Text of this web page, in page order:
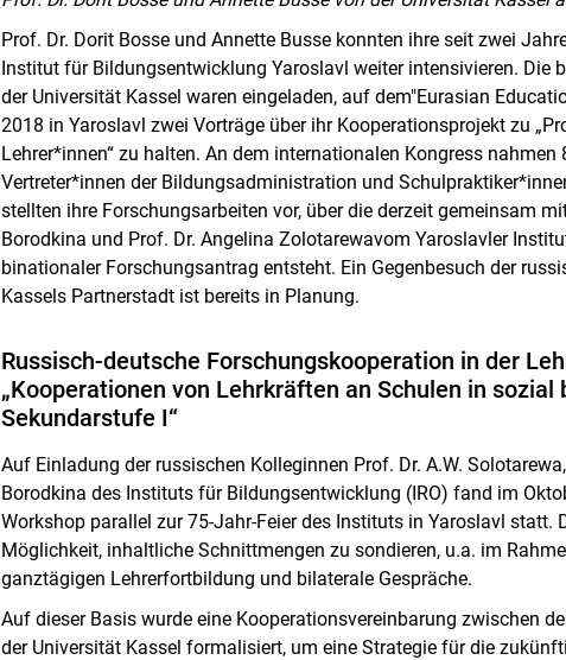
Prof. Dr. Dorit Bosse und Annette Busse konnten ihre seit zwei
Institut für Bildungsentwicklung Yaroslavl weiter intensivieren. Die
der Universität Kassel waren eingeladen, auf dem"Eurasian
2018 in Yaroslavl zwei Vorträge über ihr Kooperationsprojekt zu
Lehrer*innen“ zu halten. An dem internationalen Kongress
Vertreter*innen der Bildungsadministration und
stellten ihre Forschungsarbeiten vor, über die derzeit gemeinsam
Borodkina und Prof. Dr.Angelina Zolotarewavom Yaroslavler
binationaler Forschungsantrag entsteht. Ein Gegenbesuch der
Kassels Partnerstadt ist bereits in Planung.
Russisch-deutsche Forschungskooperation in der
„Kooperationen von Lehrkräften an Schulen in
Sekundarstufe I“
Auf Einladung der russischen Kolleginnen Prof. Dr. A.W. Solotarewa
Borodkina des Instituts für Bildungsentwicklung (IRO) fand im
Workshop parallel zur 75-Jahr-Feier des Instituts in Yaroslavl statt.
Möglichkeit, inhaltliche Schnittmengen zu sondieren, u.a. im
ganztägigen Lehrerfortbildung und bilaterale Gespräche.
Auf dieser Basis wurde eine Kooperationsvereinbarung zwischen
der Universität Kassel formalisiert, um eine Strategie für die